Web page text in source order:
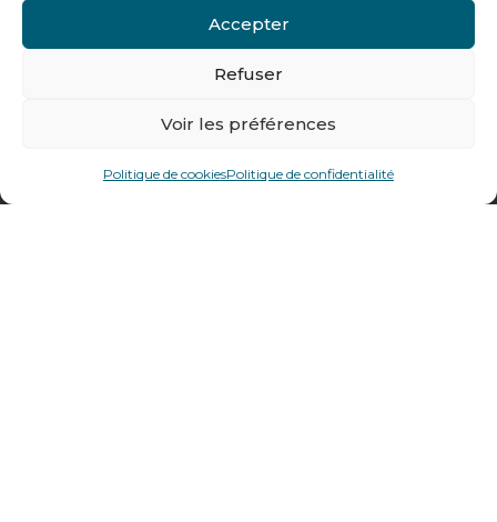
Accepter
Refuser
Voir les préférences
Politique de cookiesPolitique de confidentialité
Tél : + 33 (0)4 74 62 81 44
Villefranche sur Saône
Plan d’accès